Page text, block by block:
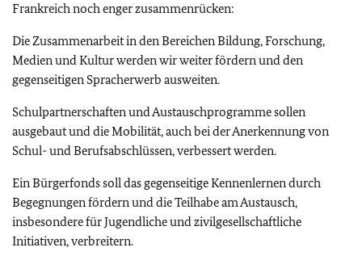
Frankreich noch enger zusammenrücken:
Die Zusammenarbeit in den Bereichen Bildung, Forschung,
Medien und Kultur werden wir weiter fördern und den
gegenseitigen Spracherwerb ausweiten.
Schulpartnerschaften und Austauschprogramme sollen
ausgebaut und die Mobilität, auch bei der Anerkennung von
Schul- und Berufsabschlüssen, verbessert werden.
Ein Bürgerfonds soll das gegenseitige Kennenlernen durch
Begegnungen fördern und die Teilhabe am Austausch,
insbesondere für Jugendliche und zivilgesellschaftliche
Initiativen, verbreitern.